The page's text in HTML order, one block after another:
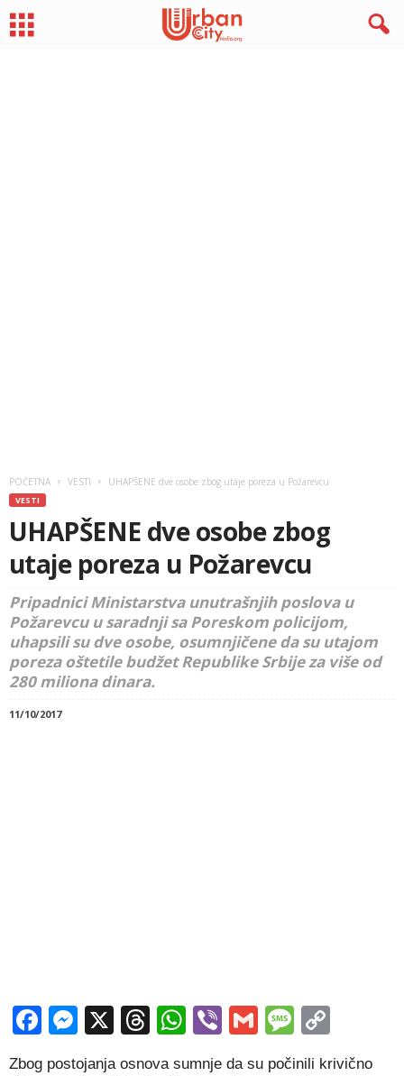
POČETNA VESTI UHAPŠENE dve osobe zbog utaje poreza u Požarevcu
VESTI
UHAPŠENE dve osobe zbog
utaje poreza u Požarevcu
Pripadnici Ministarstva unutrašnjih poslova u
Požarevcu u saradnji sa Poreskom policijom,
uhapsili su dve osobe, osumnjičene da su utajom
poreza oštetile budžet Republike Srbije za više od
280 miliona dinara.
11/10/2017
Facebook
Messenger
X Threads
WhatsApp
ViberGmail
Link
Zbog postojanja osnova sumnje da su počinili krivično